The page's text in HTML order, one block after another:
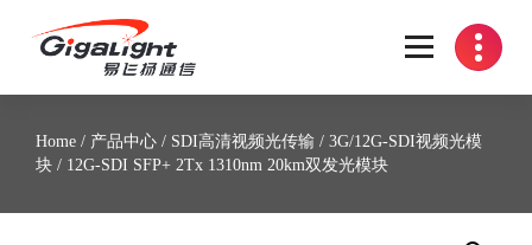
开放光网络器件的向导
Home / 产品中心 / SDI高清视频光传输 / 3G/12G-SDI视频光模
块 / 12G-SDI SFP+ 2Tx 1310nm 20km双发光模块